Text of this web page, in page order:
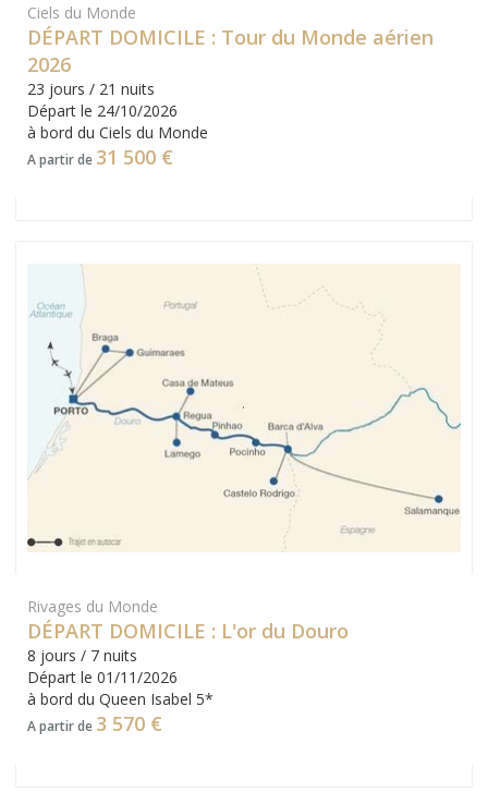
Ciels du Monde
DÉPART DOMICILE : Tour du Monde aérien
2026
23 jours / 21 nuits
Départ le 24/10/2026
à bord du Ciels du Monde
A partir de 31 500 €
Rivages du Monde
DÉPART DOMICILE : L'or du Douro
8 jours / 7 nuits
Départ le 01/11/2026
à bord du Queen Isabel 5*
A partir de 3 570 €